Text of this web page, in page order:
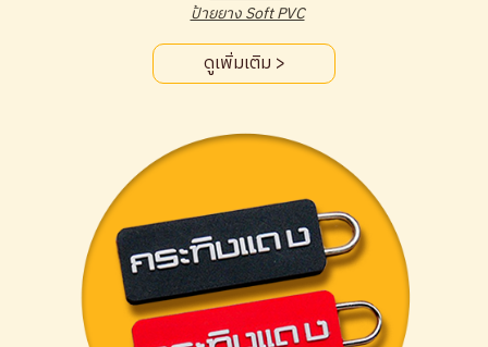
ป้ายยาง Soft PVC
ดูเพิ่มเติม >